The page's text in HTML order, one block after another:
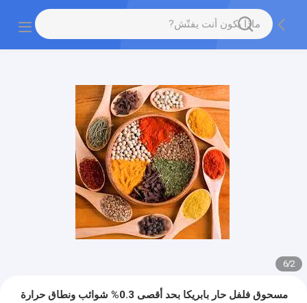
2
/
6
مسحوق فلفل حار بابريكا بحد أقصى 0.3% شوائب ونطاق حرارة